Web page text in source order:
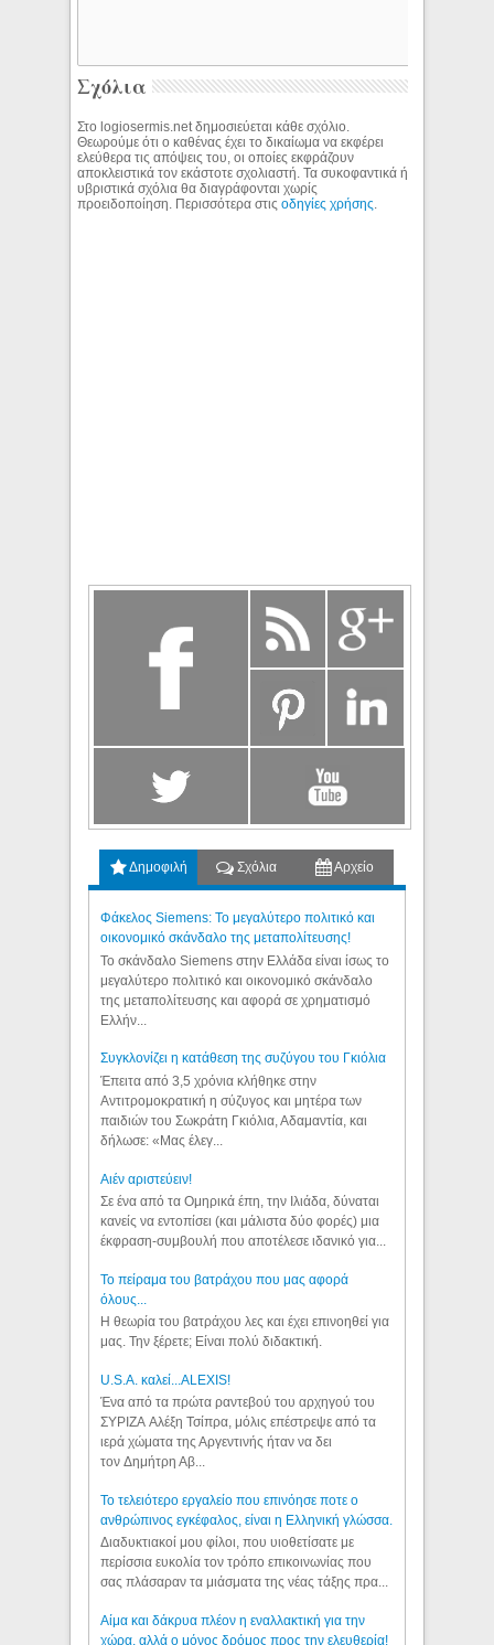
Σχόλια
Στο logiosermis.net δημοσιεύεται κάθε σχόλιο.
Θεωρούμε ότι ο καθένας έχει το δικαίωμα να εκφέρει
ελεύθερα τις απόψεις του, οι οποίες εκφράζουν
αποκλειστικά τον εκάστοτε σχολιαστή. Τα συκοφαντικά ή
υβριστικά σχόλια θα διαγράφονται χωρίς
προειδοποίηση. Περισσότερα στιςοδηγίες χρήσης
Δημοφιλή Σχόλια Αρχείο
Φάκελος Siemens: Το μεγαλύτερο πολιτικό και
οικονομικό σκάνδαλο της μεταπολίτευσης!
Το σκάνδαλο Siemens στην Ελλάδα είναι ίσως το
μεγαλύτερο πολιτικό και οικονομικό σκάνδαλο
της μεταπολίτευσης και αφορά σε χρηματισμό
Ελλήν...
Συγκλονίζει η κατάθεση της συζύγου του Γκιόλια
Έπειτα από 3,5 χρόνια κλήθηκε στην
Αντιτρομοκρατική η σύζυγος και μητέρα των
παιδιών του Σωκράτη Γκιόλια, Αδαμαντία, και
δήλωσε: «Μας έλεγ...
Aιέν αριστεύειν!
Σε ένα από τα Ομηρικά έπη, την Ιλιάδα, δύναται
κανείς να εντοπίσει (και μάλιστα δύο φορές) μια
έκφραση-συμβουλή που αποτέλεσε ιδανικό για...
Το πείραμα του βατράχου που μας αφορά
όλους...
Η θεωρία του βατράχου λες και έχει επινοηθεί για
μας. Την ξέρετε; Είναι πολύ διδακτική.
U.S.A. καλεί...ALEXIS!
Ένα από τα πρώτα ραντεβού του αρχηγού του
ΣΥΡΙΖΑ Αλέξη Τσίπρα, μόλις επέστρεψε από τα
ιερά χώματα της Αργεντινής ήταν να δει
τον Δημήτρη Αβ...
Το τελειότερο εργαλείο που επινόησε ποτε ο
ανθρώπινος εγκέφαλος, είναι η Ελληνική γλώσσα.
Διαδυκτιακοί μου φίλοι, που υιοθετίσατε με
περίσσια ευκολία τον τρόπο επικοινωνίας που
σας πλάσαραν τα μιάσματα της νέας τάξης πρα...
Αίμα και δάκρυα πλέον η εναλλακτική για την
χώρα, αλλά ο μόνος δρόμος προς την ελευθερία!